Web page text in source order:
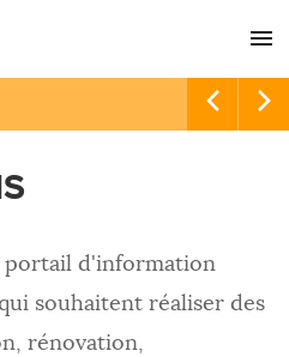
portail d'information
souhaitent réaliser des
rénovation,